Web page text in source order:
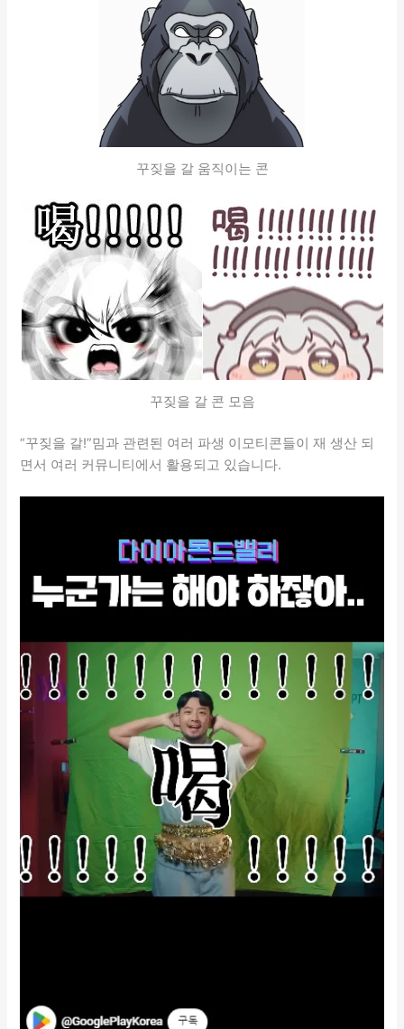
꾸짖을 갈 움직이는 콘
꾸짖을 갈 콘 모음
“꾸짖을 갈!”밈과 관련된 여러 파생 이모티콘들이 재 생산 되
면서 여러 커뮤니티에서 활용되고 있습니다.